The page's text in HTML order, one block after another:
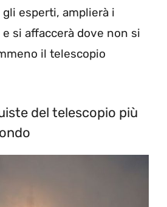
esperti, amplierà i
si affaccerà dove non si
il telescopio
del telescopio più